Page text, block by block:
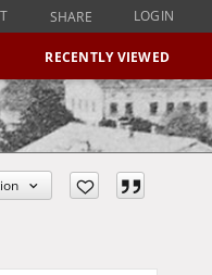
SHARE LOGIN
RECENTLY VIEWED